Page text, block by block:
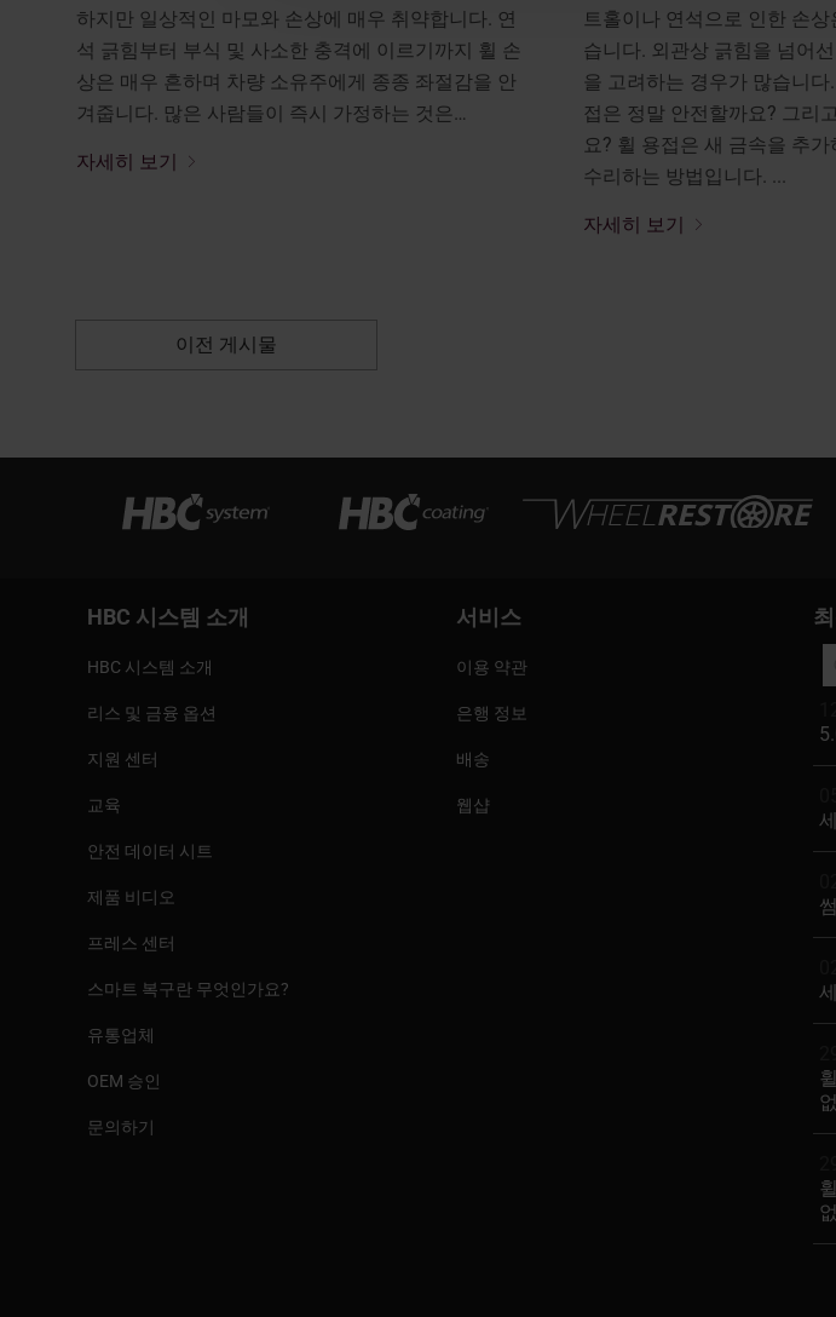
하지만 일상적인 마모와 손상에 매우 취약합니다. 연
석 긁힘부터 부식 및 사소한 충격에 이르기까지 휠 손
상은 매우 흔하며 차량 소유주에게 종종 좌절감을 안
겨줍니다. 많은 사람들이 즉시 가정하는 것은…
자세히 보기
트홀이나 연석으로 인한 손
습니다. 외관상 긁힘을 넘어
을 고려하는 경우가 많습니
접은 정말 안전할까요? 그리
요? 휠 용접은 새 금속을 추
수리하는 방법입니다. ...
자세히 보기
이전 게시물
HBC 시스템 소개
HBC 시스템 소개
리스 및 금융 옵션
지원 센터
교육
안전 데이터 시트
제품 비디오
프레스 센터
스마트 복구란 무엇인가요?
유통업체
OEM 승인
문의하기
서비스
이용 약관
은행 정보
배송
웹샵